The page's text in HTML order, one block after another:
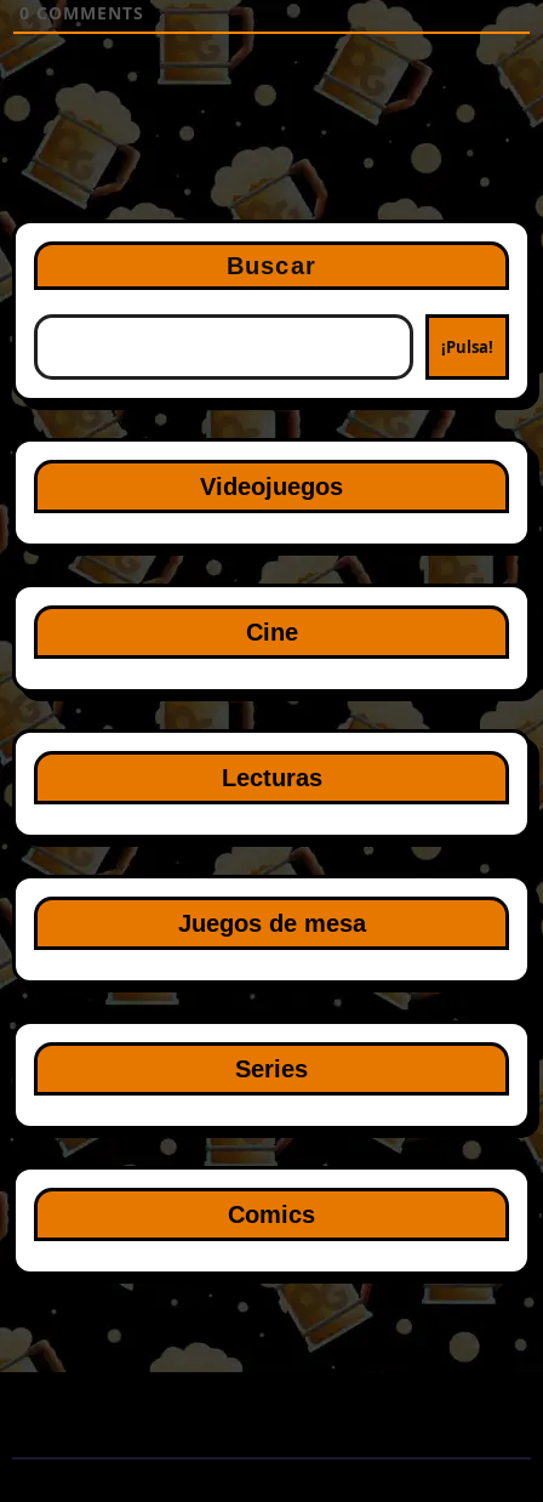
0COMMENTS
Buscar
¡Pulsa!
Videojuegos
Cine
Lecturas
Juegos de mesa
Series
Comics